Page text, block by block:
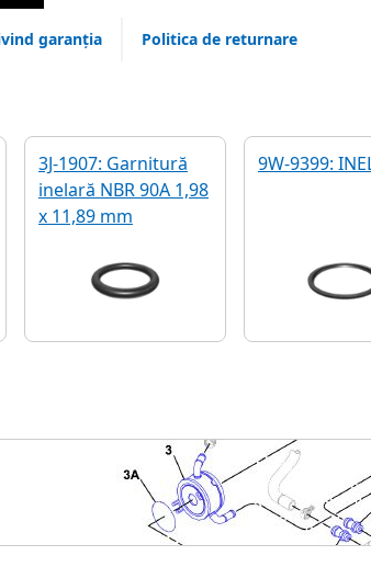
garanția Politica de returnare
3J-1907: Garnitură
inelară NBR 90A 1,98
x 11,89 mm
9W-9399: